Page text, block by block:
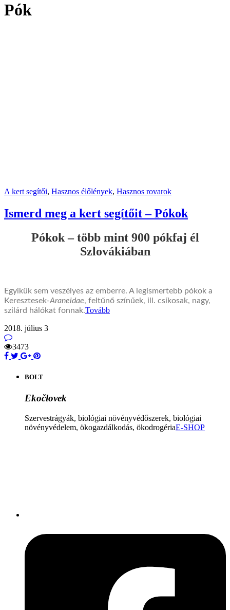
Pók
A kert segítői, Hasznos élőlények, Hasznos rovarok
Ismerd meg a kert segítőit – Pókok
Pókok – több mint 900 pókfaj él
Szlovákiában
Egyikük sem veszélyes az emberre. A legismertebb pókok a
Keresztesek-Araneidae, feltűnő színűek, ill. csíkosak, nagy,
szilárd hálókat fonnak.Tovább
2018. július 3
3473
BOLT
Ekočlovek
Szervestrágyák, biológiai növényvédőszerek, biológiai
növényvédelem, ökogazdálkodás, ökodrogériaE-SHOP